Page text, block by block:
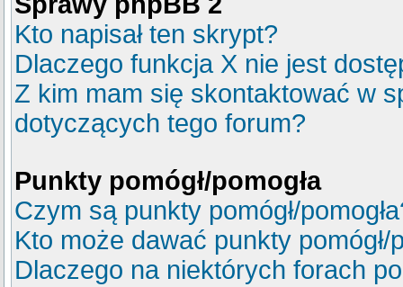
Kto napisał ten skrypt?
Dlaczego funkcja X nie jest
Z kim mam się skontaktować w
dotyczących tego forum?
Punkty pomógł/pomogła
Czym są punkty pomógł/
Kto może dawać punkty pomógł/
Dlaczego na niektórych forach